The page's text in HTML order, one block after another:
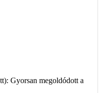
Gyorsan megoldódott a